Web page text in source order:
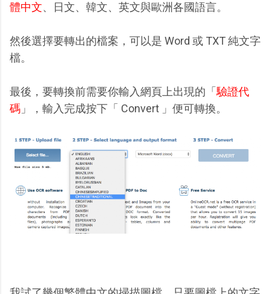
體中文、日文、韓文、英文與歐洲各國語言。
然後選擇要轉出的檔案，可以是 Word 或 TXT 純文字
檔。
最後，要轉換前需要你輸入網頁上出現的「驗證代
碼 」，輸入完成按下「 Convert 」便可轉換。